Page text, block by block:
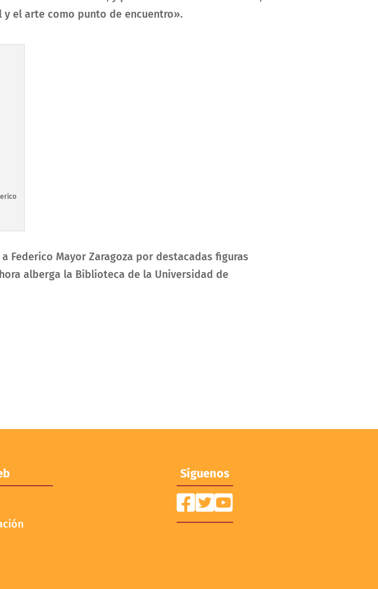
y el arte como punto de encuentro».
Federico Mayor Zaragoza por destacadas figuras
alberga la Biblioteca de la Universidad de
Síguenos